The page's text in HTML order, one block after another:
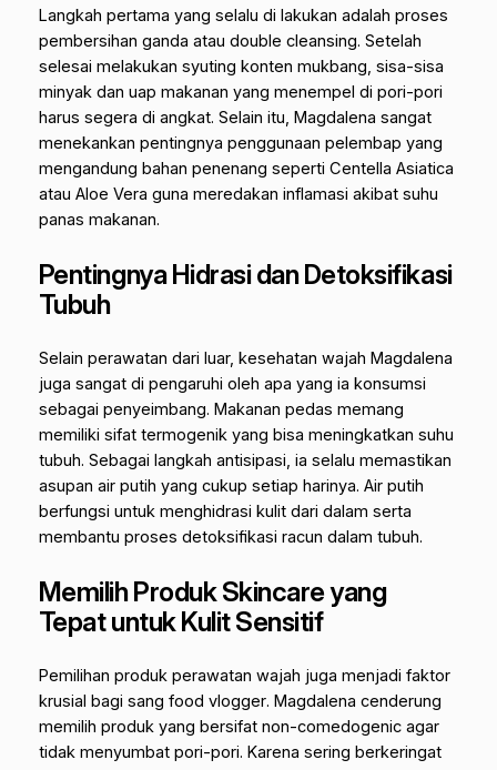
Langkah pertama yang selalu di lakukan adalah proses
pembersihan ganda atau double cleansing. Setelah
selesai melakukan syuting konten mukbang, sisa-sisa
minyak dan uap makanan yang menempel di pori-pori
harus segera di angkat. Selain itu, Magdalena sangat
menekankan pentingnya penggunaan pelembap yang
mengandung bahan penenang seperti Centella Asiatica
atau Aloe Vera guna meredakan inflamasi akibat suhu
panas makanan.
Pentingnya Hidrasi dan Detoksifikasi
Tubuh
Selain perawatan dari luar, kesehatan wajah Magdalena
juga sangat di pengaruhi oleh apa yang ia konsumsi
sebagai penyeimbang. Makanan pedas memang
memiliki sifat termogenik yang bisa meningkatkan suhu
tubuh. Sebagai langkah antisipasi, ia selalu memastikan
asupan air putih yang cukup setiap harinya. Air putih
berfungsi untuk menghidrasi kulit dari dalam serta
membantu proses detoksifikasi racun dalam tubuh.
Memilih Produk Skincare yang
Tepat untuk Kulit Sensitif
Pemilihan produk perawatan wajah juga menjadi faktor
krusial bagi sang food vlogger. Magdalena cenderung
memilih produk yang bersifat non-comedogenicagar
tidak menyumbat pori-pori. Karena sering berkeringat